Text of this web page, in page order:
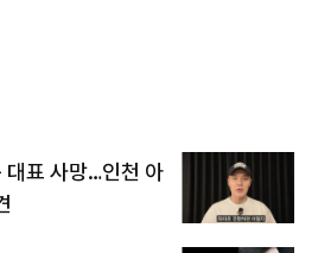
대표 사망…인천 아